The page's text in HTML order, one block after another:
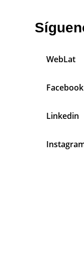
WebLat
Facebook
Linkedin